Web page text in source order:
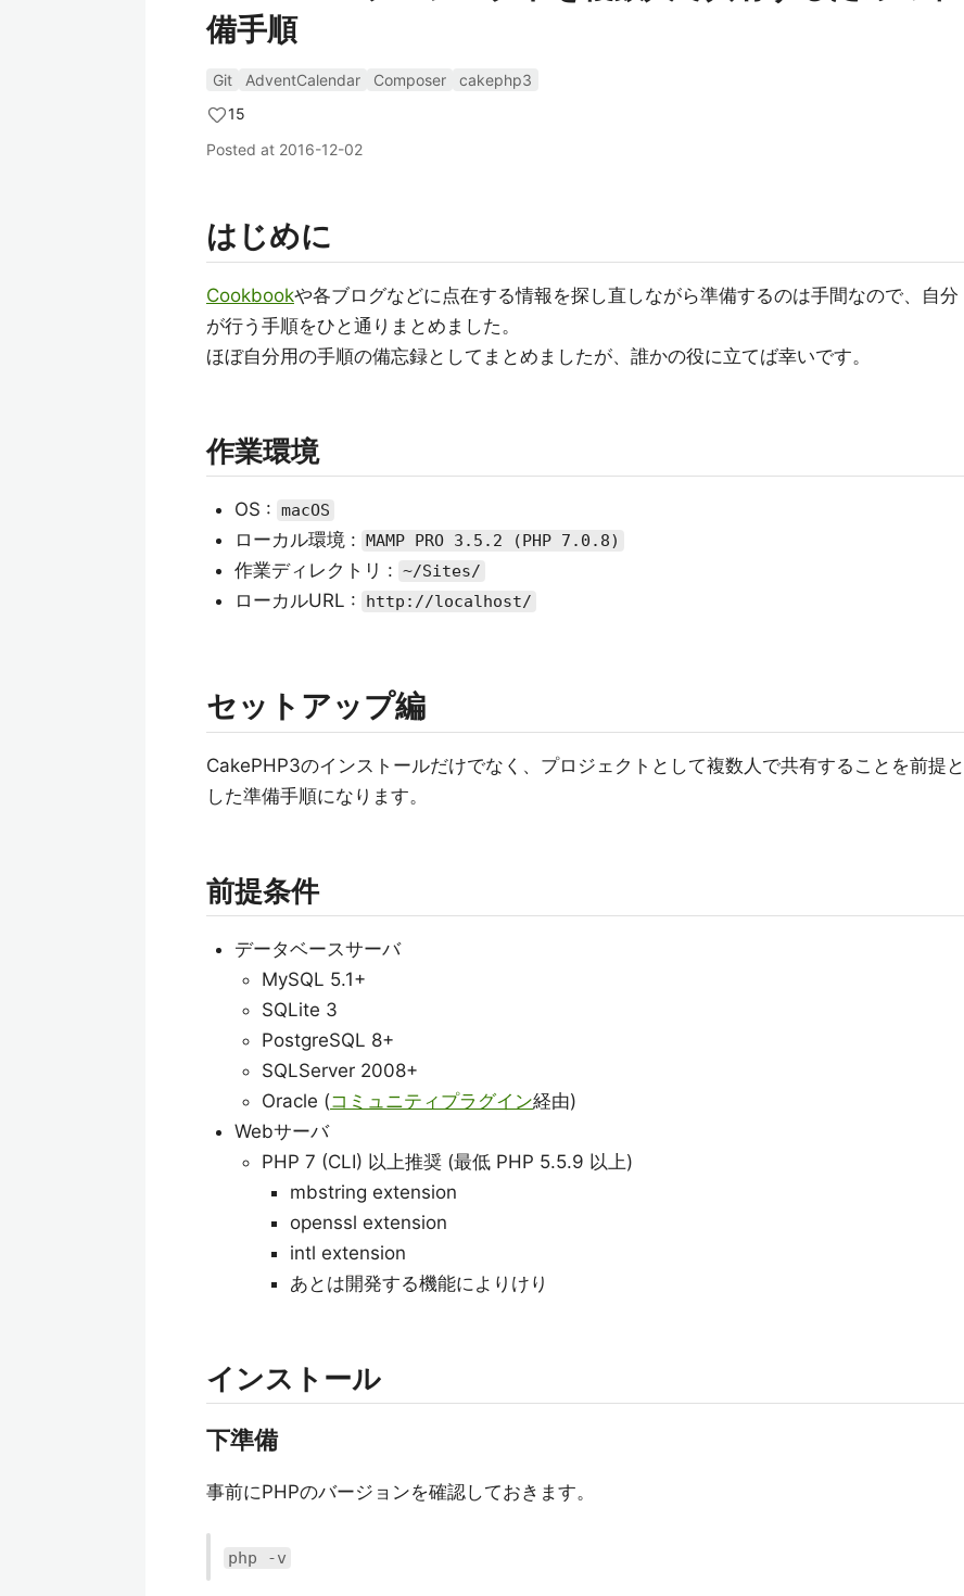
備手順
Git AdventCalendar Composer
cakephp3
15
Posted at 2016-12-02
はじめに
Cookbookや各ブログなどに点在する情報を探し直しながら準備するのは手間なので、自分
が行う手順をひと通りまとめました。
ほぼ自分用の手順の備忘録としてまとめましたが、誰かの役に立てば幸いです。
作業環境
OS : macOS
ローカル環境 : MAMP PRO 3.5.2 (PHP 7.0.8)
作業ディレクトリ : ~/Sites/
ローカルURL : http://localhost/
セットアップ編
CakePHP3のインストールだけでなく、プロジェクトとして複数人で共有することを前提と
した準備手順になります。
前提条件
データベースサーバ
MySQL 5.1+
SQLite 3
PostgreSQL 8+
SQLServer 2008+
Oracle (コミュニティプラグイン経由)
Webサーバ
PHP 7 (CLI) 以上推奨 (最低 PHP 5.5.9 以上)
mbstring extension
openssl extension
intl extension
あとは開発する機能によりけり
インストール
下準備
事前にPHPのバージョンを確認しておきます。
php -v